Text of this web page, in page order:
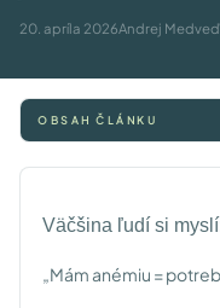
20. apríla 2026Andrej Medveď
OBSAH ČLÁNKU
Väčšina ľudí si
„Mám anémiu =